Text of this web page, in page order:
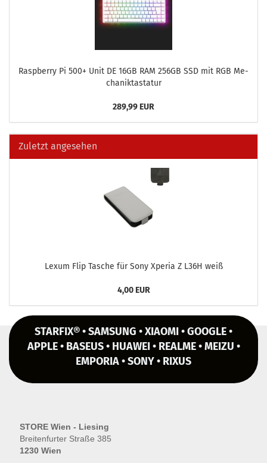
Raspber­ry Pi 500+ Unit DE 16GB RAM 256GB SSD mit RGB Me­
cha­nik­tas­ta­tur
289,99 EUR
Zuletzt angesehen
Lexum Flip Ta­sche für Sony Xpe­ria Z L36H weiß
4,00 EUR
STARFIX® • SAMSUNG • XIAOMI • GOOGLE •
APPLE • BASEUS • HUAWEI • REALME • MEIZU •
EMPORIA • SONY • RIXUS
STORE Wien - Liesing
Breitenfurter Straße 385
1230 Wien